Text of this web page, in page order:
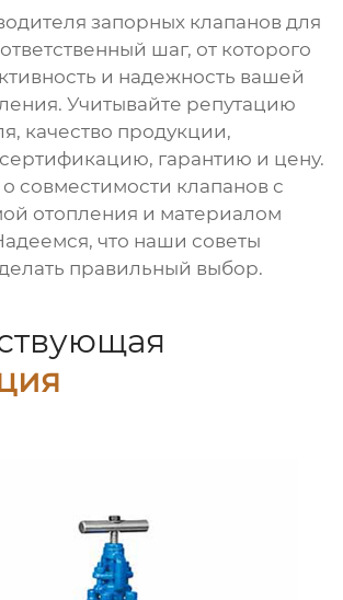
запорных клапанов для
шаг, от которого
и надежность вашей
Учитывайте репутацию
, качество продукции,
гарантию и цену.
совместимости клапанов с
отопления и материалом
что наши советы
правильный выбор.